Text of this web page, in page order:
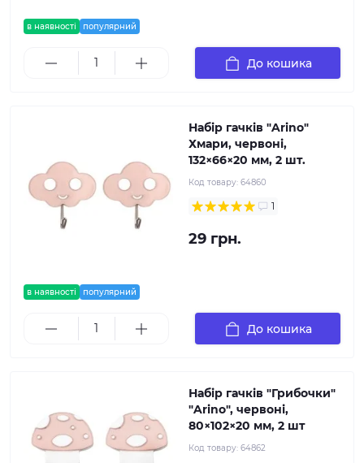
в наявності популярний
До кошика
в наявності популярний
Набір гачків "Arino"
Хмари, червоні,
132×66×20 мм, 2 шт.
Код товару: 64860
1
29 грн.
До кошика
Набір гачків "Грибочки"
"Arino", червоні,
80×102×20 мм, 2 шт
Код товару: 64862